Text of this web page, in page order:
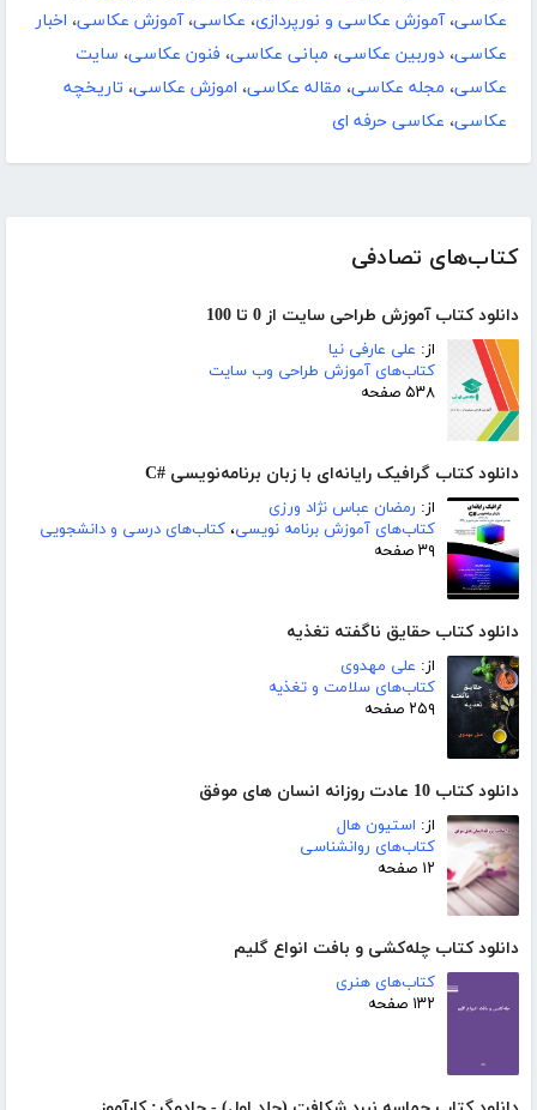
کتاب‌های تصادفی
دانلود کتاب آموزش طراحی سایت از 0 تا 100
از: علی عارفی نیا
کتاب‌های آموزش طراحی وب سایت
۵۳۸ صفحه
دانلود کتاب گرافیک رایانه‌ای با زبان برنامه‌نویسی #C
از: رمضان عباس نژاد ورزی
کتاب‌های آموزش برنامه نویسی، کتاب‌های درسی و دانشجویی
۳۹ صفحه
دانلود کتاب حقایق ناگفته تغذیه
از: علی مهدوی
کتاب‌های سلامت و تغذیه
۲۵۹ صفحه
دانلود کتاب 10 عادت روزانه انسان های موفق
از: استیون هال
کتاب‌های روانشناسی
۱۲ صفحه
دانلود کتاب چله‌کشی و بافت انواع گلیم
کتاب‌های هنری
۱۳۲ صفحه
عکاسی،آموزش عکاسی و نورپردازی، عکاسی،آموزش عکاسی، اخبار
عکاسی، دوربین عکاسی، مبانی عکاسی، فنون عکاسی، سایت
عکاسی، مجله عکاسی، مقاله عکاسی، اموزش عکاسی، تاریخچه
عکاسی، عکاسی حرفه ای